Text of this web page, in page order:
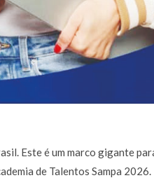
Este é um marco gigante
de Talentos Sampa 2026.